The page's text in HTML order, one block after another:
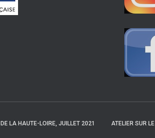
DE LA HAUTE-LOIRE, JUILLET 2021 ATELIER SUR